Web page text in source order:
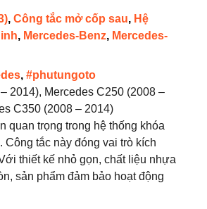
, Công tắc mở cốp sau, Hệ
, Mercedes-Benz, Mercedes-
, #phutungoto
2014), Mercedes C250 (2008 –
C350 (2008 – 2014)
quan trọng trong hệ thống khóa
tắc này đóng vai trò kích
thiết kế nhỏ gọn, chất liệu nhựa
sản phẩm đảm bảo hoạt động